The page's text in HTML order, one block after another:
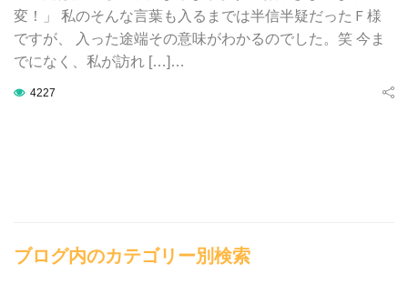
変！」 私のそんな言葉も入るまでは半信半疑だったＦ様
ですが、 入った途端その意味がわかるのでした。笑 今ま
でになく、私が訪れ […]…
4227
ブログ内のカテゴリー別検索